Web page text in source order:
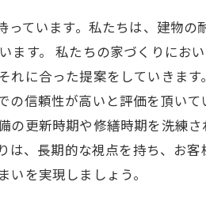
っています。私たちは、建物
す。 私たちの家づくりにお
に合った提案をしていきま
信頼性が高いと評価を頂い
更新時期や修繕時期を洗練
は、長期的な視点を持ち、
を実現しましょう。